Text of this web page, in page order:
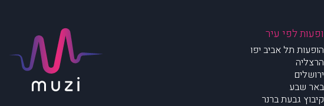
לפי עיר
הופעות תל אביב יפו
הרצליה
ירושלים
באר שבע
קיבוץ גבעת ברנר